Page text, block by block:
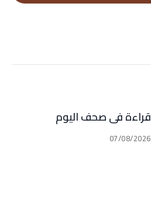
قراءة في صحف اليوم
07/08/2026